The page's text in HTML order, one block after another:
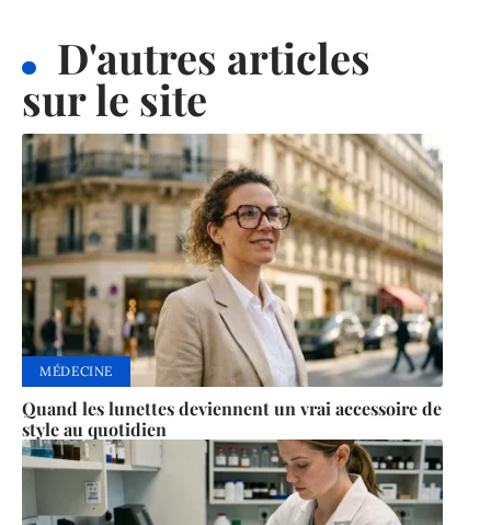
D'autres articles
sur le site
MÉDECINE
Quand les lunettes deviennent un vrai accessoire de
style au quotidien